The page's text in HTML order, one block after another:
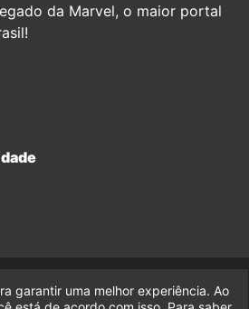
da Marvel, o maior portal
da Marvel, uma empresa da Legado
Enterprises.
garantir uma melhor experiência. Ao